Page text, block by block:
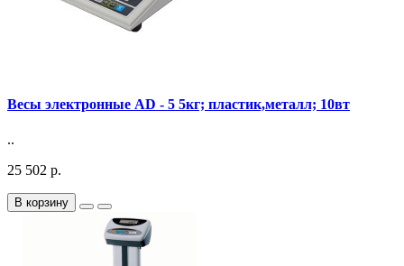
Весы электронные AD - 5 5кг; пластик,металл; 10вт
..
25 502 р.
В корзину